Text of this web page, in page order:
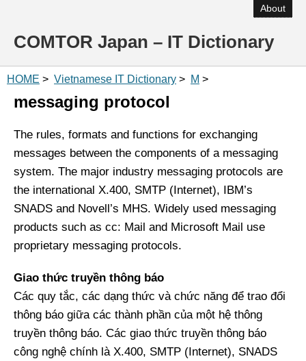
About
COMTOR Japan – IT Dictionary
HOME > Vietnamese IT Dictionary > M >
messaging protocol
The rules, formats and functions for exchanging
messages between the components of a messaging
system. The major industry messaging protocols are
the international X.400, SMTP (Internet), IBM’s
SNADS and Novell’s MHS. Widely used messaging
products such as cc: Mail and Microsoft Mail use
proprietary messaging protocols.
Giao thức truyền thông báo
Các quy tắc, các dạng thức và chức năng để trao đổi
thông báo giữa các thành phần của một hệ thông
truyền thông báo. Các giao thức truyền thông báo
công nghệ chính là X.400, SMTP (Internet), SNADS